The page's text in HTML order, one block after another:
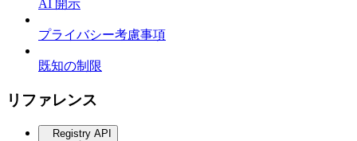
AI 開示
プライバシー考慮事項
既知の制限
リファレンス
Registry API